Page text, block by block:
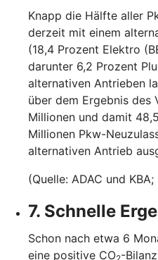
Knapp die Hälfte aller
derzeit mit einem
(18,4 Prozent Elektro
darunter 6,2 Prozent
alternativen Antrieben
über dem Ergebnis des
Millionen und damit
Millionen Pkw-
alternativen Antrieb
(Quelle: ADAC und
7. Schnelle
Schon nach etwa 6
eine positive CO -